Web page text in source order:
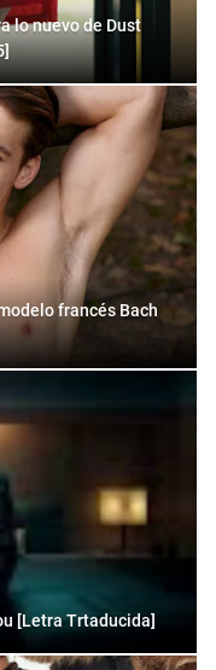
lo nuevo de Dust
francés Bach
[Letra Trtaducida]